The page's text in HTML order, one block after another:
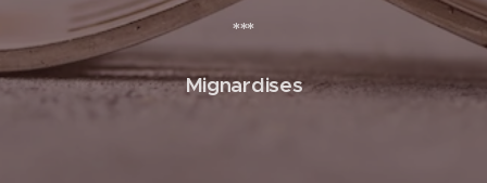
***
Mignardises